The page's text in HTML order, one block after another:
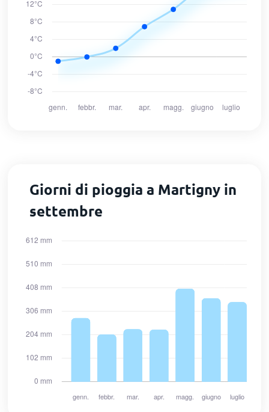
Giorni di pioggia a Martigny in
settembre